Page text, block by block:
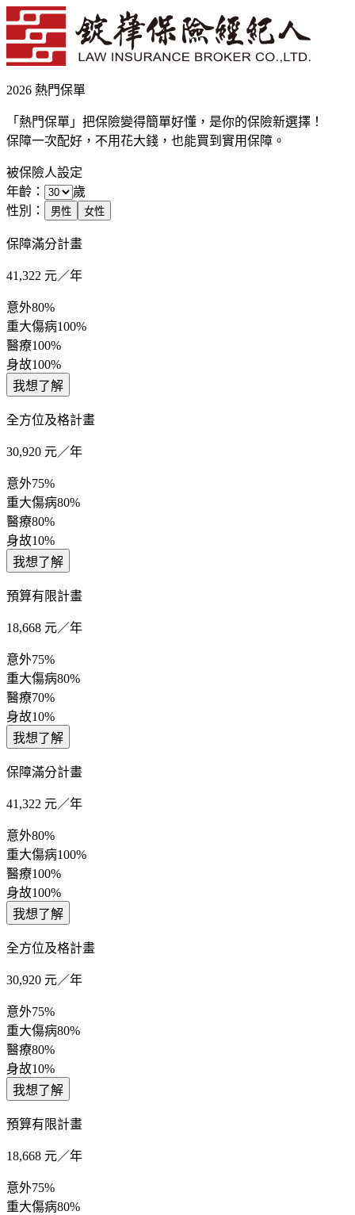
2026 熱門保單
「熱門保單」把保險變得簡單好懂，是你的保險新選擇！
保障一次配好，不用花大錢，也能買到實用保障。
被保險人設定
年齡：
歲
性別：
男性 女性
保障滿分計畫
41,322 元／年
意外80%
重大傷病100%
醫療100%
身故100%
我想了解
全方位及格計畫
30,920 元／年
意外75%
重大傷病80%
醫療80%
身故10%
我想了解
預算有限計畫
18,668 元／年
意外75%
重大傷病80%
醫療70%
身故10%
我想了解
保障滿分計畫
41,322 元／年
意外80%
重大傷病100%
醫療100%
身故100%
我想了解
全方位及格計畫
30,920 元／年
意外75%
重大傷病80%
醫療80%
身故10%
我想了解
預算有限計畫
18,668 元／年
意外75%
重大傷病80%